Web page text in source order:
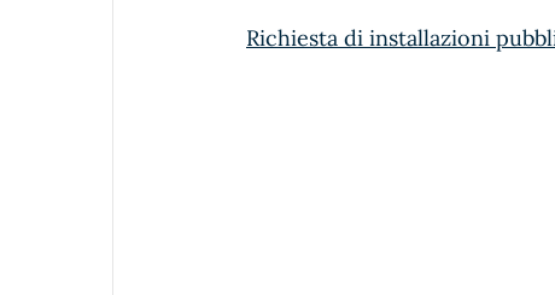
Richiesta di installazioni